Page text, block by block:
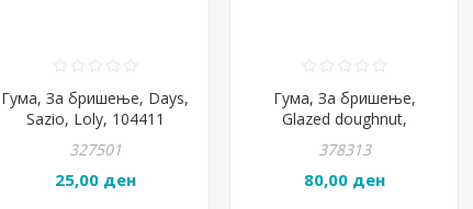
Гума, За бришење, Days,
Sazio, Loly, 104411
327501
25,00 ден
Гума, За бришење,
Glazed doughnut,
Statovac, Loly, 104433
378313
80,00 ден